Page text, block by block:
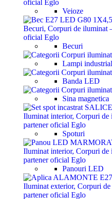
Veioze
Becuri
Lampi
Banda LED
Sina magnetica
Spoturi
Panouri LED